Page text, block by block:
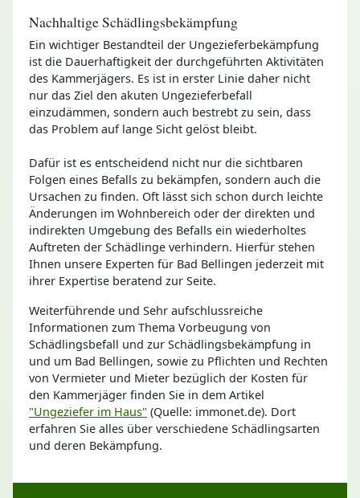
Nachhaltige Schädlingsbekämpfung
Ein wichtiger Bestandteil der Ungezieferbekämpfung
ist die Dauerhaftigkeit der durchgeführten Aktivitäten
des Kammerjägers. Es ist in erster Linie daher nicht
nur das Ziel den akuten Ungezieferbefall
einzudämmen, sondern auch bestrebt zu sein, dass
das Problem auf lange Sicht gelöst bleibt.
Dafür ist es entscheidend nicht nur die sichtbaren
Folgen eines Befalls zu bekämpfen, sondern auch die
Ursachen zu finden. Oft lässt sich schon durch leichte
Änderungen im Wohnbereich oder der direkten und
indirekten Umgebung des Befalls ein wiederholtes
Auftreten der Schädlinge verhindern. Hierfür stehen
Ihnen unsere Experten für Bad Bellingen jederzeit mit
ihrer Expertise beratend zur Seite.
Weiterführende und Sehr aufschlussreiche
Informationen zum Thema Vorbeugung von
Schädlingsbefall und zur Schädlingsbekämpfung in
und um Bad Bellingen, sowie zu Pflichten und Rechten
von Vermieter und Mieter bezüglich der Kosten für
den Kammerjäger finden Sie in dem Artikel
"Ungeziefer im Haus" (Quelle: immonet.de). Dort
erfahren Sie alles über verschiedene Schädlingsarten
und deren Bekämpfung.